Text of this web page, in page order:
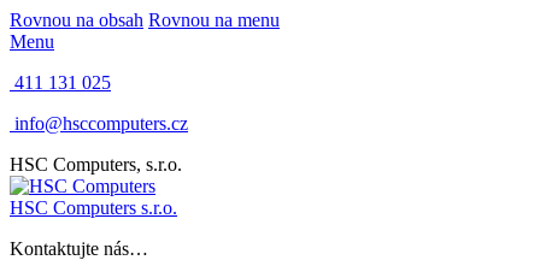
Rovnou na obsah Rovnou na menu
Menu
411 131 025
info@hsccomputers.cz
HSC Computers, s.r.o.
HSC Computers s.r.o.
Kontaktujte nás…